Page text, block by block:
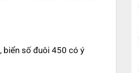
biển số đuôi 450 có ý